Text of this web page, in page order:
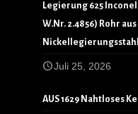
Legierung 625
W.Nr. 2.4856) Rohr aus
Juli 25, 2026
AUS 1629 Nahtloses